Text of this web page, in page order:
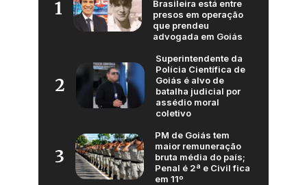
1
Brasileira está entre
presos em operação
que prendeu
advogada em Goiás
2
Superintendente da
Polícia Científica de
Goiás é alvo de
batalha judicial por
assédio moral
coletivo
3
PM de Goiás tem
maior remuneração
bruta média do país;
Penal é 2ª e Civil fica
em 11º